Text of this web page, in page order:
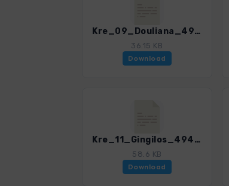
Kre_09_Douliana_4947_3.gpx
36.15 KB
Download
Kre_11_Gingilos_4947_3.gpx
58.6 KB
Download